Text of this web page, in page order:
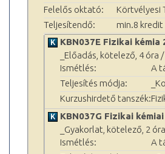
Felelős oktató:
Körtvélyesi
Teljesítendő:
min.8 kredit
KBN037E Fizikai kémia
_Előadás, kötelező, 4 óra
Ismétlés:
A
Teljesítés módja:
Kurzushirdető tanszék:
KBN037G Fizikai
_Gyakorlat, kötelező, 2
Ismétlés:
A